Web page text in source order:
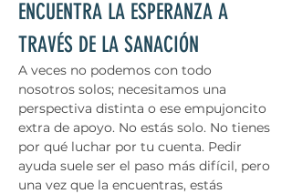
ENCUENTRA LA ESPERANZA A
TRAVÉS DE LA SANACIÓN
A veces no podemos con todo
nosotros solos; necesitamos una
perspectiva distinta o ese empujoncito
extra de apoyo. No estás solo. No tienes
por qué luchar por tu cuenta. Pedir
ayuda suele ser el paso más difícil, pero
una vez que la encuentras, estás